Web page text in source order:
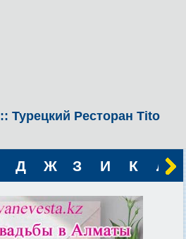
:: Турецкий Ресторан Tito
Д Ж З И К Л